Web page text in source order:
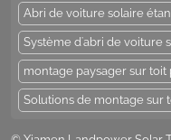
Abri de voiture solaire
Système d'abri de voiture
montage paysager sur toit
Solutions de montage sur